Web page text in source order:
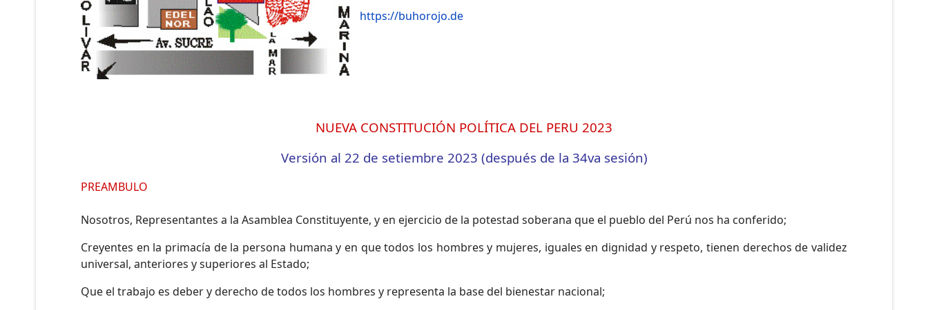
https://buhorojo.de
NUEVA CONSTITUCIÓN POLÍTICA DEL PERU 2023
Versión al 22 de setiembre 2023 (después de la 34va sesión)
PREAMBULO
Nosotros, Representantes a la Asamblea Constituyente, y en ejercicio de la potestad soberana que el pueblo del Perú nos ha conferido;
Creyentes en la primacía de la persona humana y en que todos los hombres y mujeres, iguales en dignidad y respeto, tienen derechos de validez
universal, anteriores y superiores al Estado;
Que el trabajo es deber y derecho de todos los hombres y representa la base del bienestar nacional;